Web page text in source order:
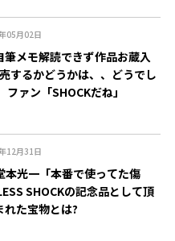
05月02日
筆メモ解読できず作品お蔵入
するかどうかは、、どうでし
ファン「SHOCKだね」
12月31日
本光一「本番で使ってた傷
SHOCKの記念品として頂
れた宝物とは?